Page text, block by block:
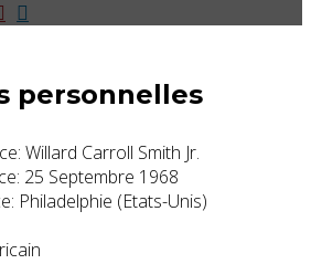
personnelles
Willard Carroll Smith Jr.
25 Septembre 1968
Philadelphie (Etats-Unis)